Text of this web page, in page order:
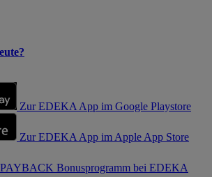
Zur EDEKA App im Google Playstore
Zur EDEKA App im Apple App Store
PAYBACK Bonusprogramm bei EDEKA